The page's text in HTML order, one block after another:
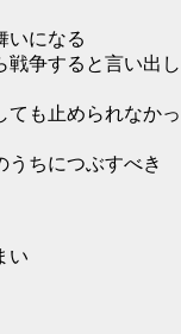
いになる
戦争すると言い出し
ても止められなかっ
うちにつぶすべき
い